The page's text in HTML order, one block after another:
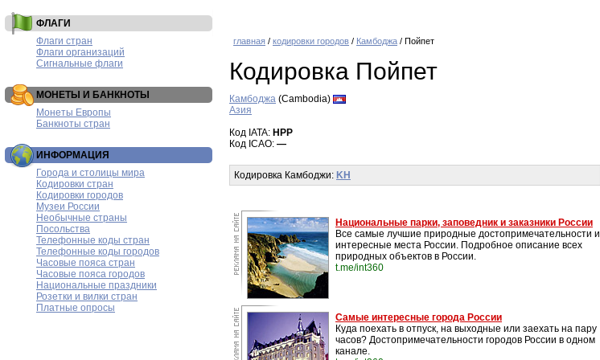
ФЛАГИ
Флаги стран
Флаги организаций
Сигнальные флаги
МОНЕТЫ И БАНКНОТЫ
Монеты Европы
Банкноты стран
ИНФОРМАЦИЯ
Города и столицы мира
Кодировки стран
Кодировки городов
Музеи России
Необычные страны
Посольства
Телефонные коды стран
Телефонные коды городов
Часовые пояса стран
Часовые пояса городов
Национальные праздники
Розетки и вилки стран
Платные опросы
главная / кодировки городов / Камбоджа / Пойпет
Кодировка Пойпет
Камбоджа (Cambodia)
Азия
Код IATA: HPP
Код ICAO: —
Кодировка Камбоджи: KH
Национальные парки, заповедник и заказники России
Все самые лучшие природные достопримечательности и
интересные места России. Подробное описание всех
природных объектов в России.
t.me/int360
Самые интересные города России
Куда поехать в отпуск, на выходные или заехать на пару
часов? Достопримечательности городов России в одном
канале.